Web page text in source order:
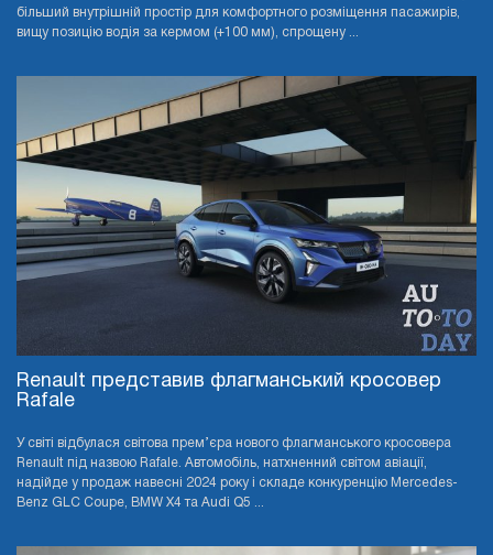
більший внутрішній простір для комфортного розміщення пасажирів,
вищу позицію водія за кермом (+100 мм), спрощену ...
Renault представив флагманський кросовер
Rafale
У світі відбулася світова прем’єра нового флагманського кросовера
Renault під назвою Rafale. Автомобіль, натхненний світом авіації,
надійде у продаж навесні 2024 року і складе конкуренцію Mercedes-
Benz GLC Coupe, BMW X4 та Audi Q5 ...